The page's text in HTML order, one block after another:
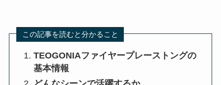
この記事を読むと分かること
TEOGONIAファイヤープレーストングの
基本情報